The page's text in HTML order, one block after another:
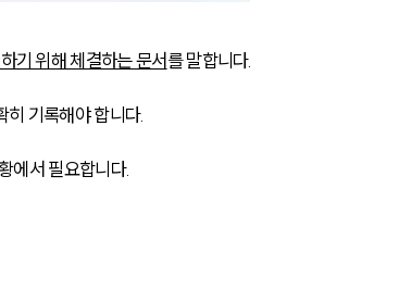
기 위해 체결하는 문서를 말합니다.
기록해야 합니다.
에서 필요합니다.